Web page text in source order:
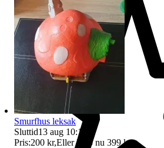
Smurfhus leksak
Sluttid13 aug 10:13
Pris:200 kr,Eller Köp nu 399 kr,.